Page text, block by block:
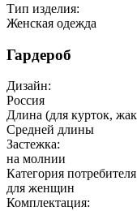
Тип изделия:
Женская одежда
Гардероб
Дизайн:
Россия
Длина (для курток,
Средней длины
Застежка:
на молнии
Категория
для женщин
Комплектация: